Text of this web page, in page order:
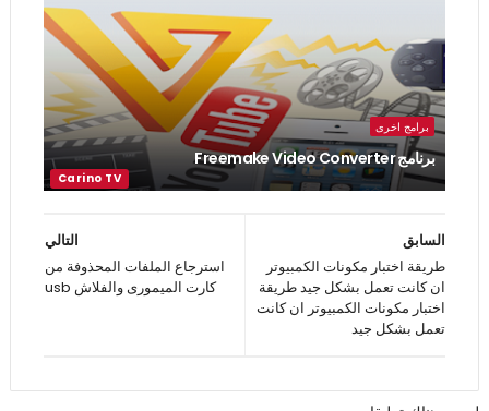
برامج اخرى
برنامج Freemake Video Converter
التالي
استرجاع الملفات المحذوفة من
كارت الميمورى والفلاش usb
السابق
طريقة اختبار مكونات الكمبيوتر
ان كانت تعمل بشكل جيد طريقة
اختبار مكونات الكمبيوتر ان كانت
تعمل بشكل جيد